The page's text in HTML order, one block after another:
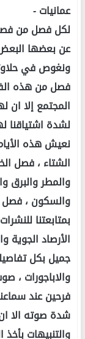
عمانيات -
لكل فصل من
عن بعضها
ونغوص في
فصل من هذه
المجتمع إلا ان
لشدة اشتياقنا
نعيش هذه
الشتاء ، فصل
والمطر والبرق
والسكون ، فصل
بمتابعتنا
الأرصاد
جميل بكل
والاباجورات ،
فرحين عند
شدة صوته الا
والتنبيهات